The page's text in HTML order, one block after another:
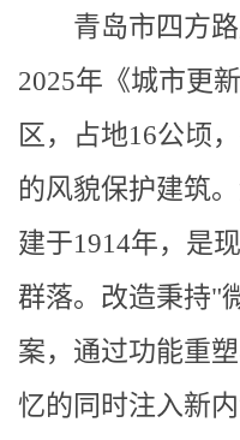
青岛市四方
2025年《城市更
区，占地16公顷
的风貌保护建筑
建于1914年，是
群落。改造秉持"
案，通过功能重
忆的同时注入新